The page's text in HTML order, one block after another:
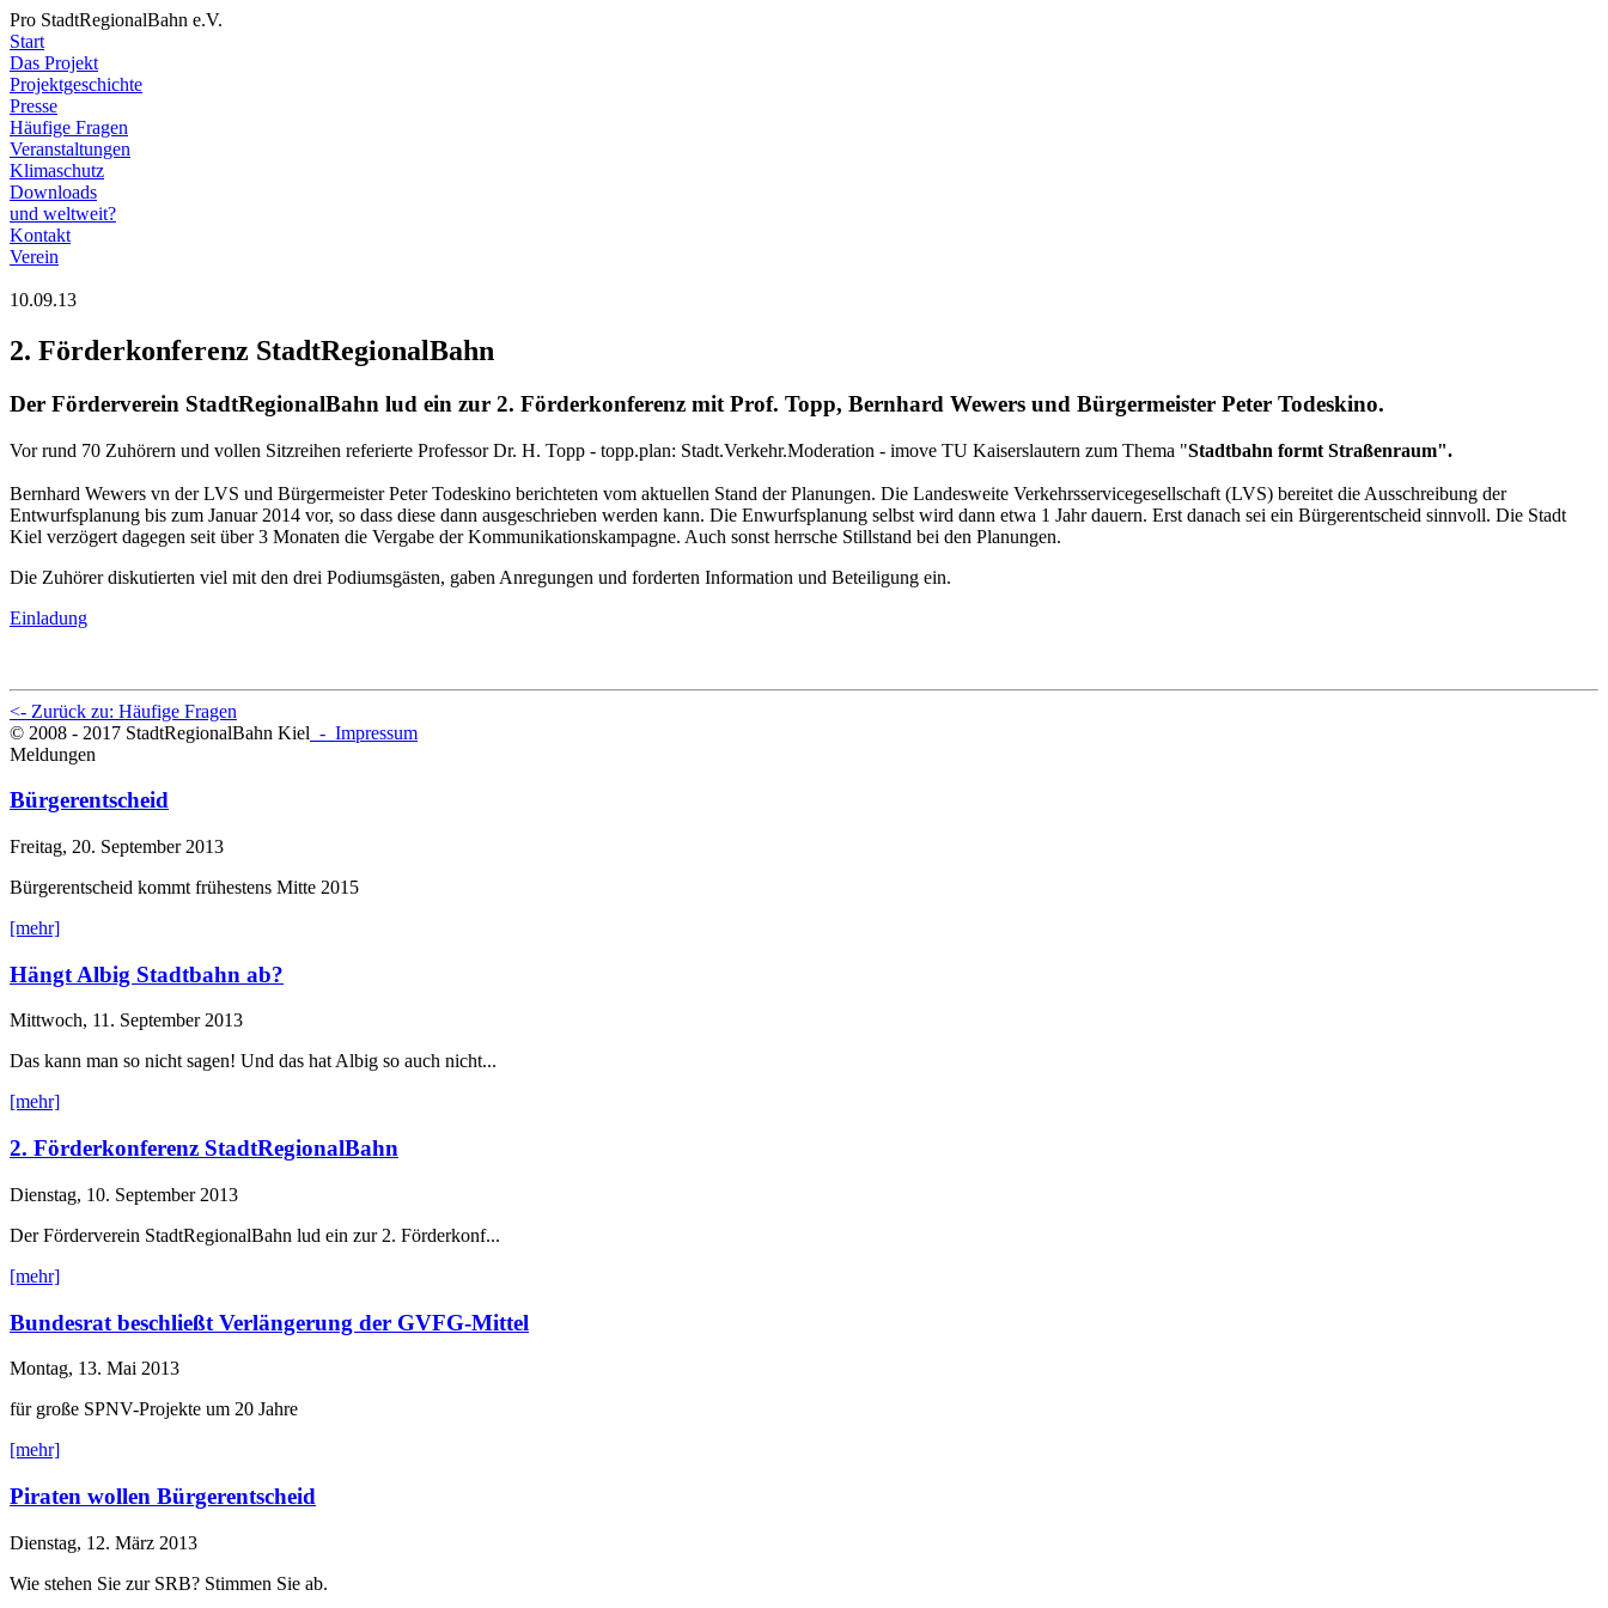
Pro StadtRegionalBahn e.V.
Start
Das Projekt
Projektgeschichte
Presse
Häufige Fragen
Veranstaltungen
Klimaschutz
Downloads
und weltweit?
Kontakt
Verein
10.09.13
2. Förderkonferenz StadtRegionalBahn
Der Förderverein StadtRegionalBahn lud ein zur 2. Förderkonferenz mit Prof. Topp, Bernhard Wewers und Bürgermeister Peter Todeskino.
Vor rund 70 Zuhörern und vollen Sitzreihen referierte Professor Dr. H. Topp - topp.plan: Stadt.Verkehr.Moderation - imove TU Kaiserslautern zum Thema "Stadtbahn formt Straßenraum".
Bernhard Wewers vn der LVS und Bürgermeister Peter Todeskino berichteten vom aktuellen Stand der Planungen. Die Landesweite Verkehrsservicegesellschaft (LVS) bereitet die Ausschreibung der
Entwurfsplanung bis zum Januar 2014 vor, so dass diese dann ausgeschrieben werden kann. Die Enwurfsplanung selbst wird dann etwa 1 Jahr dauern. Erst danach sei ein Bürgerentscheid sinnvoll. Die Stadt
Kiel verzögert dagegen seit über 3 Monaten die Vergabe der Kommunikationskampagne. Auch sonst herrsche Stillstand bei den Planungen.
Die Zuhörer diskutierten viel mit den drei Podiumsgästen, gaben Anregungen und forderten Information und Beteiligung ein.
Einladung
<- Zurück zu: Häufige Fragen
© 2008 - 2017 StadtRegionalBahn Kiel - Impressum
Meldungen
Bürgerentscheid
Freitag, 20. September 2013
Bürgerentscheid kommt frühestens Mitte 2015
[mehr]
Hängt Albig Stadtbahn ab?
Mittwoch, 11. September 2013
Das kann man so nicht sagen! Und das hat Albig so auch nicht...
[mehr]
2. Förderkonferenz StadtRegionalBahn
Dienstag, 10. September 2013
Der Förderverein StadtRegionalBahn lud ein zur 2. Förderkonf...
[mehr]
Bundesrat beschließt Verlängerung der GVFG-Mittel
Montag, 13. Mai 2013
für große SPNV-Projekte um 20 Jahre
[mehr]
Piraten wollen Bürgerentscheid
Dienstag, 12. März 2013
Wie stehen Sie zur SRB? Stimmen Sie ab.